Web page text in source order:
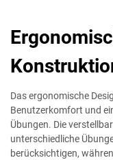
Das ergonomische
Benutzerkomfort und
Übungen. Die
unterschiedliche
berücksichtigen,